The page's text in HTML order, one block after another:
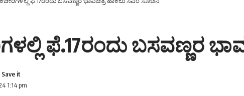
ಫೆ.17ರಂದು ಬಸವಣ್ಣರ
1:14 pm